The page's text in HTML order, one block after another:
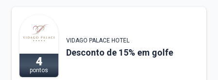
4
pontos
VIDAGO PALACE HOTEL
Desconto de 15% em golfe